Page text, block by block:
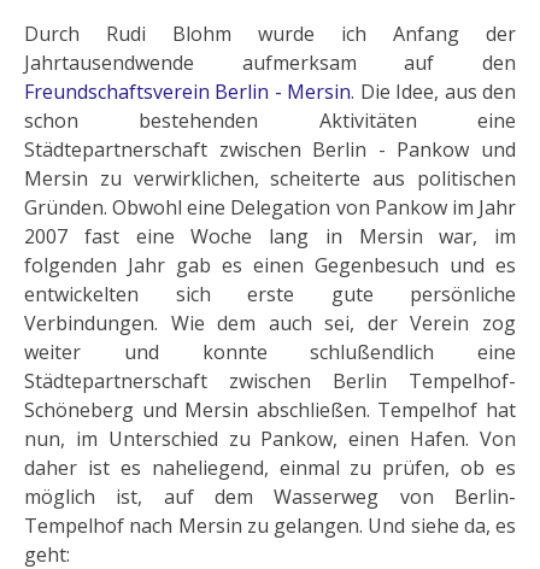
Durch Rudi Blohm wurde ich Anfang der
Jahrtausendwende aufmerksam auf den
Freundschaftsverein Berlin - Mersin. Die Idee, aus den
schon bestehenden Aktivitäten eine
Städtepartnerschaft zwischen Berlin - Pankow und
Mersin zu verwirklichen, scheiterte aus politischen
Gründen. Obwohl eine Delegation von Pankow im Jahr
2007 fast eine Woche lang in Mersin war, im
folgenden Jahr gab es einen Gegenbesuch und es
entwickelten sich erste gute persönliche
Verbindungen. Wie dem auch sei, der Verein zog
weiter und konnte schlußendlich eine
Städtepartnerschaft zwischen Berlin Tempelhof-
Schöneberg und Mersin abschließen. Tempelhof hat
nun, im Unterschied zu Pankow, einen Hafen. Von
daher ist es naheliegend, einmal zu prüfen, ob es
möglich ist, auf dem Wasserweg von Berlin-
Tempelhof nach Mersin zu gelangen. Und siehe da, es
geht: